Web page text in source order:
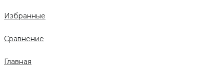
Избранные
Сравнение
Главная